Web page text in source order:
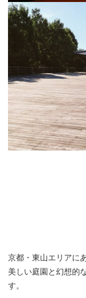
京都・東山エリアに
美しい庭園と幻想的
す。